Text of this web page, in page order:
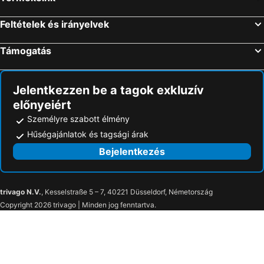
Hotel Victory
Hotel Kaskáda
Penzion Rakovec
Hotel U Šuláka
Apartmánový dům U Tomana
Penzion Macocha
Hotel Vaka
Internesto Apartments
Hotel Slavia
Clarion Congress Hotel Brno
Fairhotel
Ubytování Brno
Brno 1
Feltételek és irányelvek
Támogatás
Jelentkezzen be a tagok exkluzív
előnyeiért
Személyre szabott élmény
Hűségajánlatok és tagsági árak
Bejelentkezés
trivago N.V., Kesselstraße 5 – 7, 40221 Düsseldorf, Németország
Copyright 2026 trivago | Minden jog fenntartva.